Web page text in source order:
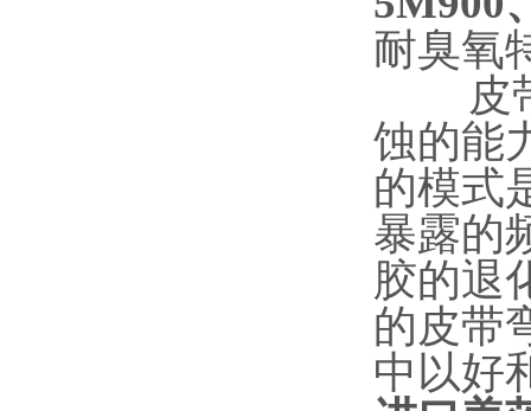
耐臭氧
皮带
蚀的能
的模式
暴露的
胶的退
的皮带
中以好